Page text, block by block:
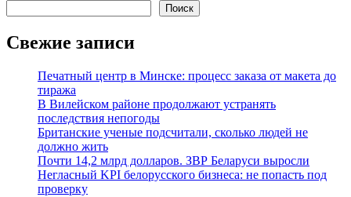
Поиск
Свежие записи
Печатный центр в Минске: процесс заказа от макета до
тиража
В Вилейском районе продолжают устранять
последствия непогоды
Британские ученые подсчитали, сколько людей не
должно жить
Почти 14,2 млрд долларов. ЗВР Беларуси выросли
Негласный KPI белорусского бизнеса: не попасть под
проверку